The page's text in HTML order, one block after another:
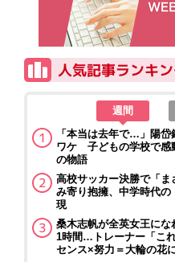
週間
「本当は去年で…」陽
ワケ 子どもの学校で感
の物語
高校サッカー決勝で「
み寄り抱擁、中学時代
現
桑木志帆が全英女王に
1時間…トレーナー「こ
センス×努力＝大輪の花